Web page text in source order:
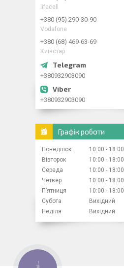
lifecell
+380 (95) 290-30-90
Vodafone
+380 (68) 469-63-69
Київстар
+380932903090
+380932903090
Графік роботи
Понеділок 10:00
18:00
Вівторок
10:00
18:00
Середа
10:00
18:00
Четвер
10:00
18:00
Пʼятниця
10:00
18:00
Субота
Вихідний
Неділя
Вихідний